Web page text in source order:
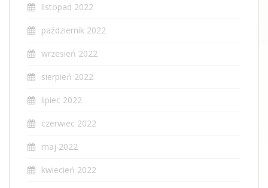
listopad 2022
październik 2022
wrzesień 2022
sierpień 2022
lipiec 2022
czerwiec 2022
maj 2022
kwiecień 2022